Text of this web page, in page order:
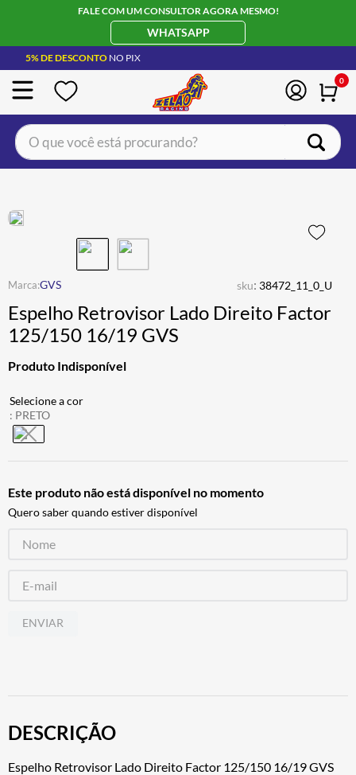
FALE COM UM CONSULTOR AGORA MESMO!
WHATSAPP
5% DE DESCONTO NO PIX
0
O que você está procurando?
GVS sku: 38472_11_0_U
Espelho Retrovisor Lado Direito Factor
125/150 16/19 GVS
Produto Indisponível
: PRETO
Este produto não está disponível no momento
Quero saber quando estiver disponível
ENVIAR
DESCRIÇÃO
Espelho Retrovisor Lado Direito Factor 125/150 16/19 GVS
JAQUETA
4º ÓCULOS SOLAR
5º LUVA
6º BAU
7º ALPINESTAR
8º AIROH
9º